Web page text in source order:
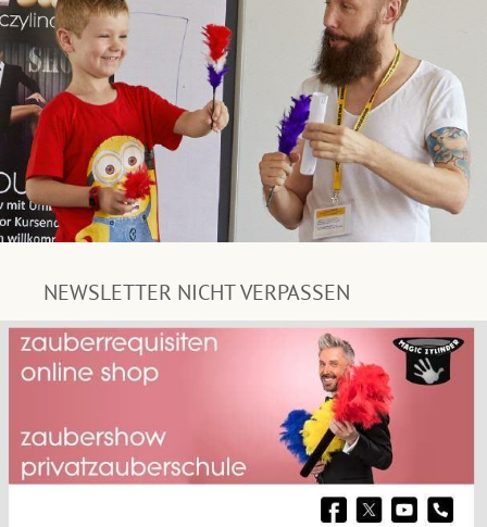
NEWSLETTER NICHT VERPASSEN